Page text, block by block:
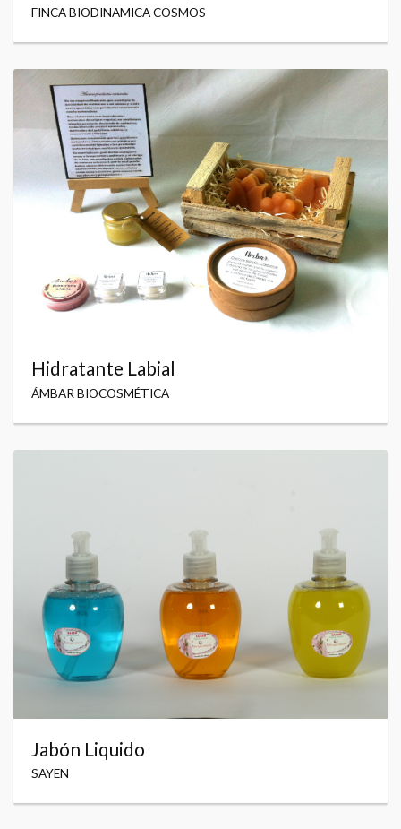
FINCA BIODINAMICA COSMOS
Hidratante Labial
ÁMBAR BIOCOSMÉTICA
Jabón Liquido
SAYEN